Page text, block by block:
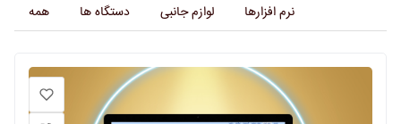
همه دستگاه ها لوازم جانبی نرم افزارها